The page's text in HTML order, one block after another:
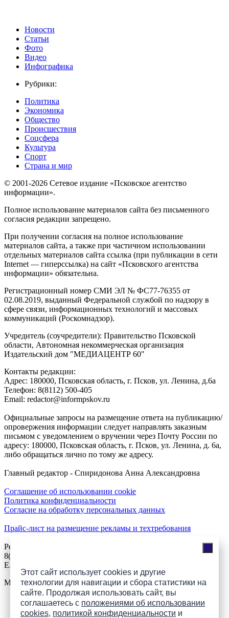
Этот сайт использует cookies и другие
технологии для навигации и сбора статистики на
сайте. Продолжая использовать сайт, вы
соглашаетесь с положениями об использовании
cookies, политикой конфиденциальности и
Новости
Статьи
Фото
Видео
Инфографика
Рубрики:
Политика
Экономика
Общество
Происшествия
Соцсфера
Культура
Спорт
Страна и мир
© 2001-2026 Сетевое издание «Псковское агентство
информации».
Полное использование материалов сайта без письменного
согласия редакции запрещено.
При получении согласия на полное использование
материалов сайта, а также при частичном использовании
отдельных материалов сайта ссылка (при публикации в сети
Internet — гиперссылка) на сайт «Псковского агентства
информации» обязательна.
Регистрационный номер СМИ ЭЛ № ФС77-76355 от
02.08.2019, выданный Федеральной службой по надзору в
сфере связи, информационных технологий и массовых
коммуникаций (Роскомнадзор).
Учредитель (соучредители): Правительство Псковской
области, Автономная некоммерческая организация
Издательский дом "МЕДИАЦЕНТР 60"
Контакты редакции:
Адреc: 180000, Псковская область, г. Псков, ул. Ленина, д.6а
Телефон: 8(8112) 500-405
Email: redactor@informpskov.ru
Официальные запросы на размещение ответа на публикацию/
опровержения информации следует направлять заказным
письмом с уведомлением о вручении через Почту России по
адресу: 180000, Псковская область, г. Псков, ул. Ленина, д. 6а,
либо обращаться лично по тому же адресу.
Главный редактор - Спиридонова Анна Александровна
Соглашение об использовании cookie
Политика конфиденциальности
Согласие на обработку персональных данных
Прайс-лист на размещение рекламы и техтребования
Реклама на сайте
8(921)508-52-62, телефон 8(8112) 500-131
E.Sezeikina@mhpsk.ru
Меню
Слушать радио «7 небо» онлайн